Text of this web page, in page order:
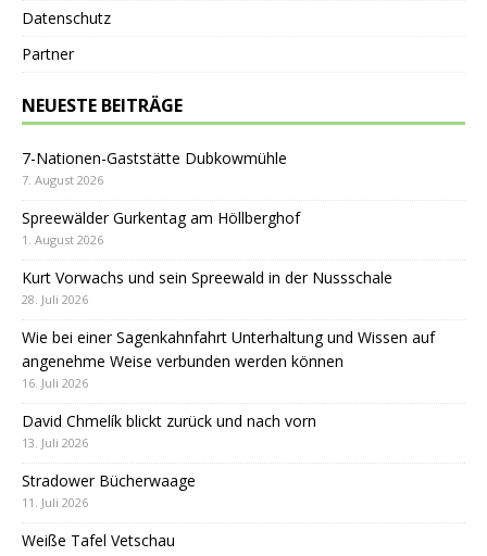
Datenschutz
Partner
NEUESTE BEITRÄGE
7-Nationen-Gaststätte Dubkowmühle
7. August 2026
Spreewälder Gurkentag am Höllberghof
1. August 2026
Kurt Vorwachs und sein Spreewald in der Nussschale
28. Juli 2026
Wie bei einer Sagenkahnfahrt Unterhaltung und Wissen auf
angenehme Weise verbunden werden können
16. Juli 2026
David Chmelík blickt zurück und nach vorn
13. Juli 2026
Stradower Bücherwaage
11. Juli 2026
Weiße Tafel Vetschau